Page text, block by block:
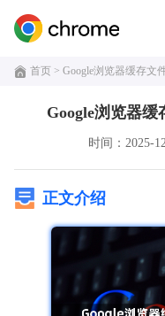
首页 > Google浏览器缓存文
Google浏览器
时间：2025-
正文介绍